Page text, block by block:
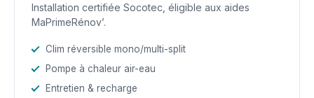
Installation certifiée Socotec, éligible aux aides
MaPrimeRénov’.
Clim réversible mono/multi-split
Pompe à chaleur air-eau
Entretien & recharge